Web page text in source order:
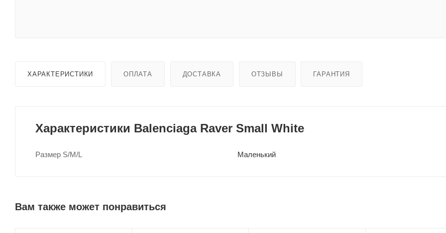
ХАРАКТЕРИСТИКИ ОПЛАТА ДОСТАВКА ОТЗЫВЫ ГАРАНТИЯ
Характеристики Balenciaga Raver Small White
Размер S/M/L Маленький
Вам также может понравиться